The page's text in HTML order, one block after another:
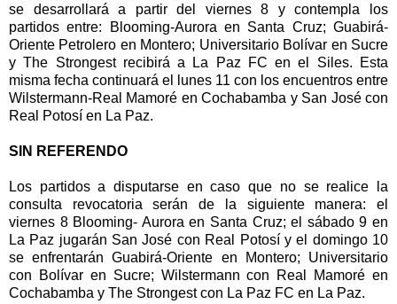
se desarrollará a partir del viernes 8 y contempla los
partidos entre: Blooming-Aurora en Santa Cruz; Guabirá-
Oriente Petrolero en Montero; Universitario Bolívar en Sucre
y The Strongest recibirá a La Paz FC en el Siles. Esta
misma fecha continuará el lunes 11 con los encuentros entre
Wilstermann-Real Mamoré en Cochabamba y San José con
Real Potosí en La Paz.
SIN REFERENDO
Los partidos a disputarse en caso que no se realice la
consulta revocatoria serán de la siguiente manera: el
viernes 8 Blooming- Aurora en Santa Cruz; el sábado 9 en
La Paz jugarán San José con Real Potosí y el domingo 10
se enfrentarán Guabirá-Oriente en Montero; Universitario
con Bolívar en Sucre; Wilstermann con Real Mamoré en
Cochabamba y The Strongest con La Paz FC en La Paz.